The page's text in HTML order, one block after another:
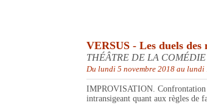
VERSUS - Les duels
THÉÂTRE DE LA COMÉDIE
Du lundi 5 novembre 2018 au lundi
IMPROVISATION. Confrontation
intransigeant quant aux règles de